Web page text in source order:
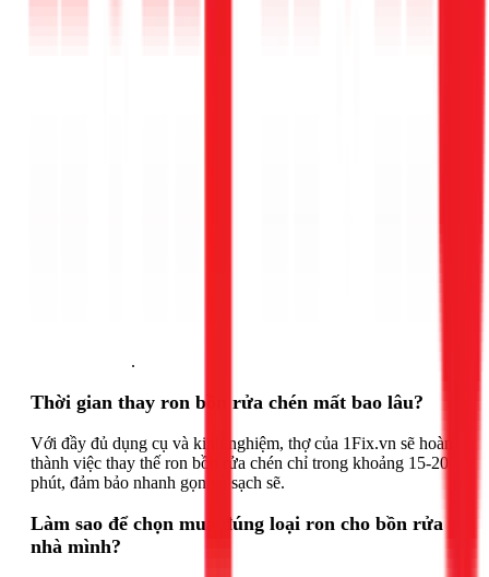
.
Thời gian thay ron bồn rửa chén mất bao lâu?
Với đầy đủ dụng cụ và kinh nghiệm, thợ của 1Fix.vn sẽ hoàn
thành việc thay thế ron bồn rửa chén chỉ trong khoảng 15-20
phút, đảm bảo nhanh gọn và sạch sẽ.
Làm sao để chọn mua đúng loại ron cho bồn rửa
nhà mình?